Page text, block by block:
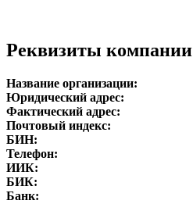
Реквизиты компании
Название организации:
Юридический адрес:
Фактический адрес:
Почтовый индекс:
БИН:
Телефон:
ИИК:
БИК:
Банк: